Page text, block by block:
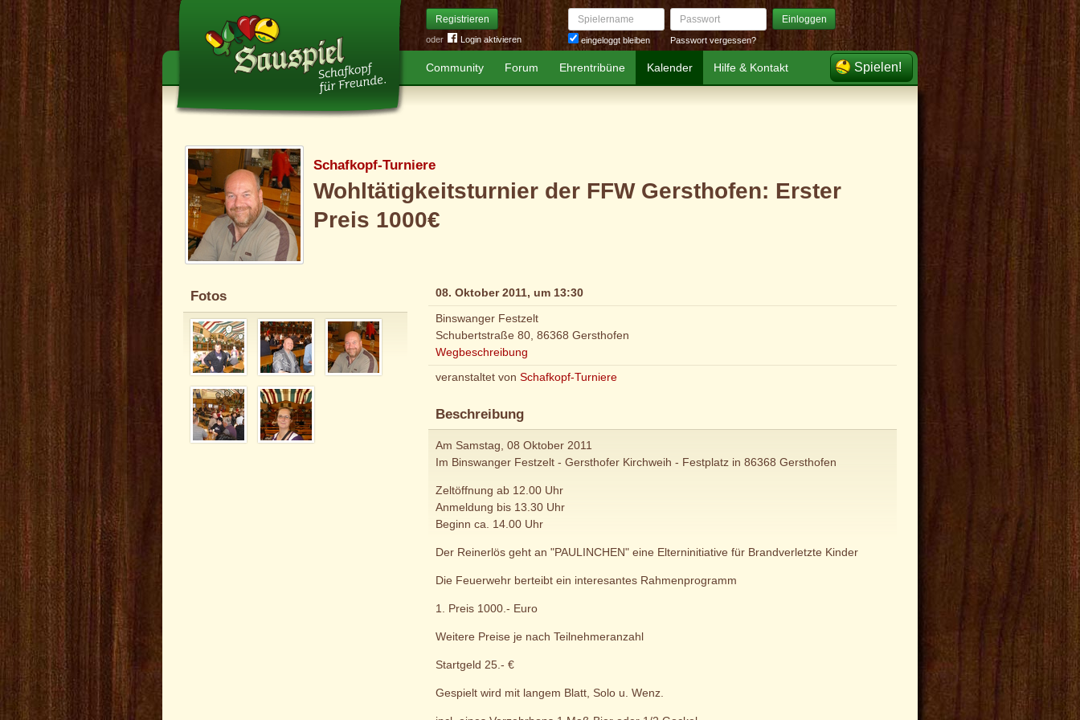
Registrieren
oder Login aktivieren
Spielername
eingeloggt bleiben
Passwort Einloggen
Passwort vergessen?
Community Forum Ehrentribüne Kalender Hilfe & Kontakt Spielen!
Schafkopf-Turniere
Wohltätigkeitsturnier der FFW Gersthofen: Erster
Preis 1000€
Fotos
08. Oktober 2011, um 13:30
Binswanger Festzelt
Schubertstraße 80, 86368 Gersthofen
Wegbeschreibung
veranstaltet von Schafkopf-Turniere
Beschreibung
Am Samstag, 08 Oktober 2011
Im Binswanger Festzelt - Gersthofer Kirchweih - Festplatz in 86368 Gersthofen
Zeltöffnung ab 12.00 Uhr
Anmeldung bis 13.30 Uhr
Beginn ca. 14.00 Uhr
Der Reinerlös geht an "PAULINCHEN" eine Elterninitiative für Brandverletzte Kinder
Die Feuerwehr berteibt ein interesantes Rahmenprogramm
1. Preis 1000.- Euro
Weitere Preise je nach Teilnehmeranzahl
Startgeld 25.- €
Gespielt wird mit langem Blatt, Solo u. Wenz.